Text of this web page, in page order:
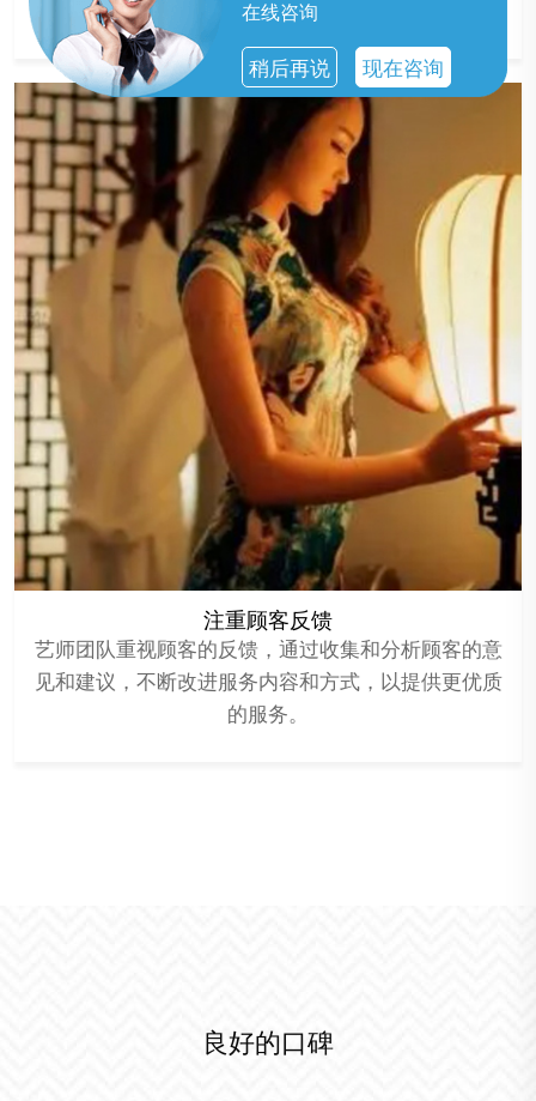
在线咨询
稍后再说 现在咨询
的服务。
注重顾客反馈
艺师团队重视顾客的反馈，通过收集和分析顾客的意
见和建议，不断改进服务内容和方式，以提供更优质
的服务。
良好的口碑